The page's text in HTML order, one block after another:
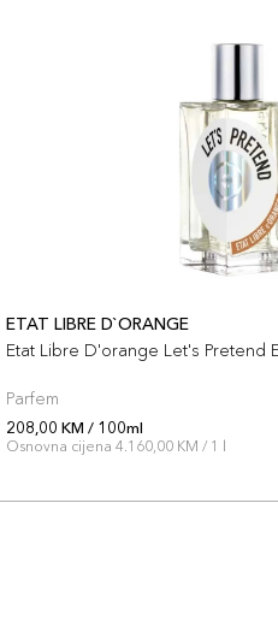
ETAT LIBRE D`ORANGE
Etat Libre D'orange Let's Pretend
Parfem
208,00 KM / 100ml
Osnovna cijena 4.160,00 KM / 1 l